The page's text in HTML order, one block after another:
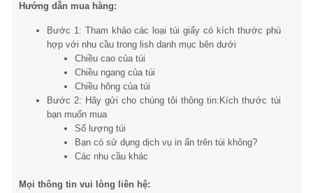
Hướng dẫn mua hàng:
Bước 1: Tham khảo các loại túi giấy có kích thước phù
hợp với nhu cầu trong lish danh mục bên dưới
Chiều cao của túi
Chiều ngang của túi
Chiều hông của túi
Bước 2: Hãy gửi cho chúng tôi thông tin:Kích thước túi
bạn muốn mua
Số lượng túi
Bạn có sử dụng dịch vụ in ấn trên túi không?
Các nhu cầu khác
Mọi thông tin vui lòng liên hệ: